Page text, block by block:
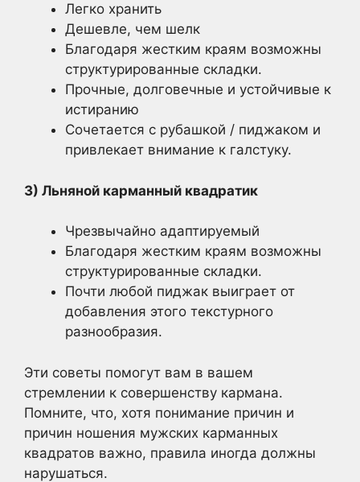
Легко хранить
Дешевле, чем шелк
Благодаря жестким краям возможны
структурированные складки.
Прочные, долговечные и устойчивые к
истиранию
Сочетается с рубашкой / пиджаком и
привлекает внимание к галстуку.
3) Льняной карманный квадратик
Чрезвычайно адаптируемый
Благодаря жестким краям возможны
структурированные складки.
Почти любой пиджак выиграет от
добавления этого текстурного
разнообразия.
Эти советы помогут вам в вашем
стремлении к совершенству кармана.
Помните, что, хотя понимание причин и
причин ношения мужских карманных
квадратов важно, правила иногда должны
нарушаться.